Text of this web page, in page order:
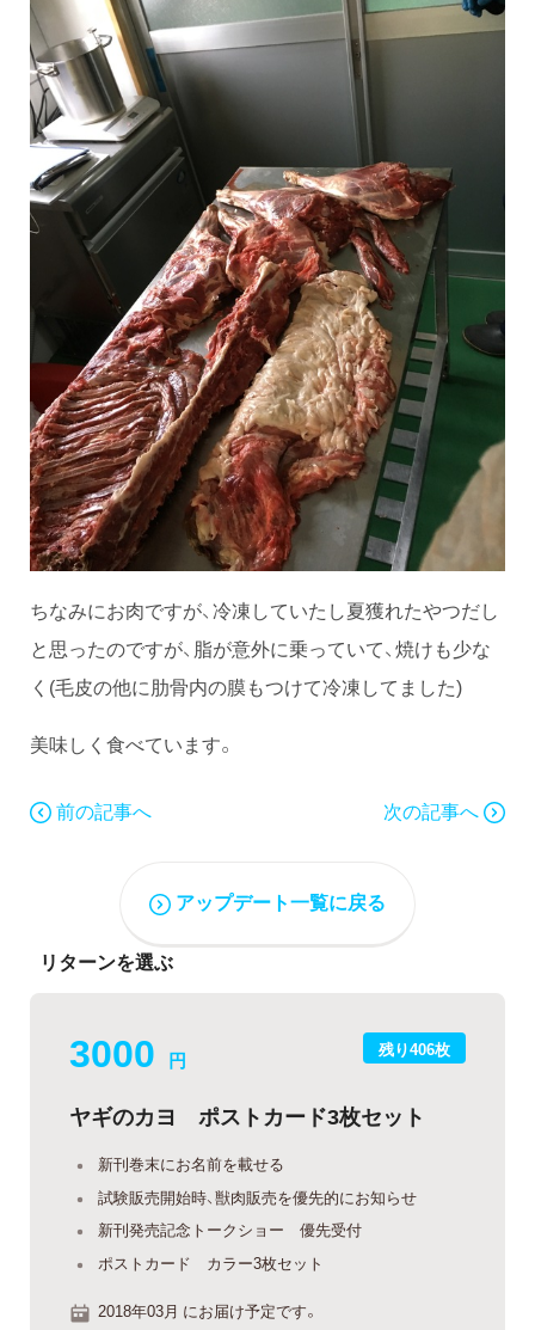
ちなみにお肉ですが、冷凍していたし夏獲れたやつだし
と思ったのですが、脂が意外に乗っていて、焼けも少な
く(毛皮の他に肋骨内の膜もつけて冷凍してました)
美味しく食べています。
前の記事へ 次の記事へ
アップデート一覧に戻る
リターンを選ぶ
残り406枚
3000 円
ヤギのカヨ ポストカード3枚セット
新刊巻末にお名前を載せる
試験販売開始時、獣肉販売を優先的にお知らせ
新刊発売記念トークショー 優先受付
ポストカード カラー3枚セット
2018年03月 にお届け予定です。